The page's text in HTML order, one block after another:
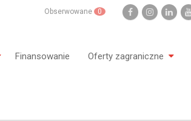
Obserwowane 0
Finansowanie Oferty zagraniczne